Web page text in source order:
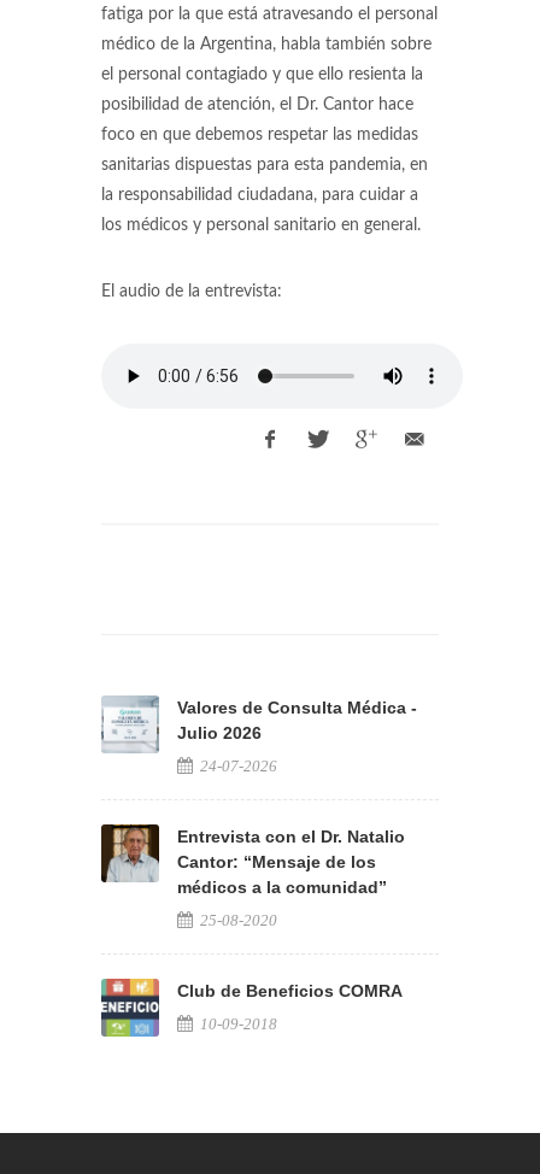
fatiga por la que está atravesando el personal
médico de la Argentina, habla también sobre
el personal contagiado y que ello resienta la
posibilidad de atención, el Dr. Cantor hace
foco en que debemos respetar las medidas
sanitarias dispuestas para esta pandemia, en
la responsabilidad ciudadana, para cuidar a
los médicos y personal sanitario en general.
El audio de la entrevista:
Valores de Consulta Médica -
Julio 2026
24-07-2026
Entrevista con el Dr. Natalio
Cantor: “Mensaje de los
médicos a la comunidad”
25-08-2020
Club de Beneficios COMRA
10-09-2018